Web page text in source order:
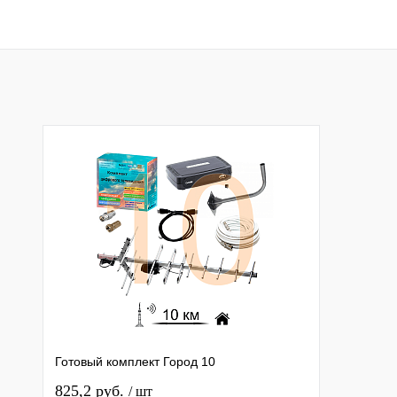
Готовый комплект Город 10
825,2 руб. / шт